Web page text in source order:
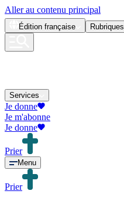
Aller au contenu principal
Édition française Rubriques
Services
Je donne
Je m'abonne
Je donne
Prier
Menu
Prier